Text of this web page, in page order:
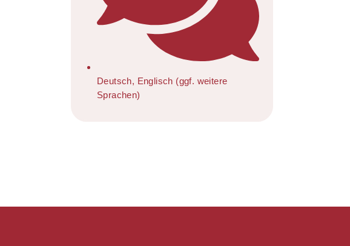
Deutsch, Englisch (ggf. weitere
Sprachen)